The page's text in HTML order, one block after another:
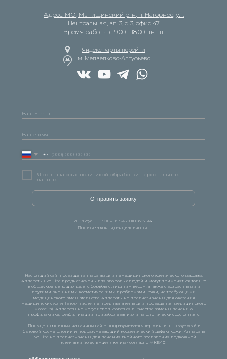
+7
Отправить заявку
Адрес: МО, Мытищинский р-н, п. Нагорное, ул.
Центральная, вл. 3, с. 3, офис 47
Время работы: с 9:00 - 18:00 пн-пт.
Яндекс карты перейти
ИП "Беус В.П." ОГРН: 324508100607514
м. Медведково-Алтуфьево
Политика конфиденциальности
Я соглашаюсь с политикой обработки персональных
данных
Настоящий сайт посвящен аппаратам для немедицинского эстетического массажа.
Аппараты Evo Lite предназначены для здоровых людей и могут применяться только
в общеукрепляющих целях, борьбы с лишним весом, а также с возрастными и
другими внешними косметическими проблемами кожи, не требующими
медицинского вмешательства. Аппараты не предназначены для оказания
медицинских услуг (в том числе, не предназначены для проведения медицинского
массажа). Аппараты не могут использоваться в качестве замены лечению,
профилактике, реабилитации при заболеваниях и патологических состояниях.
Под «целлюлитом» на данном сайте подразумевается термин, используемый в
бытовой косметологии и подразумевающий косметический дефект кожи. Аппараты
Evo Lite не предназначены для лечения гнойного воспаления подкожной
клетчатки (то есть «целлюлита» согласно МКБ-10)